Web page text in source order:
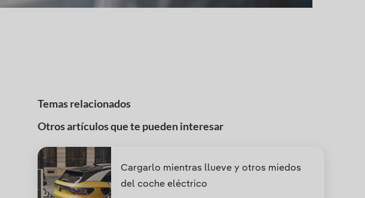
Temas relacionados
Otros artículos que te pueden interesar
Cargarlo mientras llueve y otros miedos
del coche eléctrico